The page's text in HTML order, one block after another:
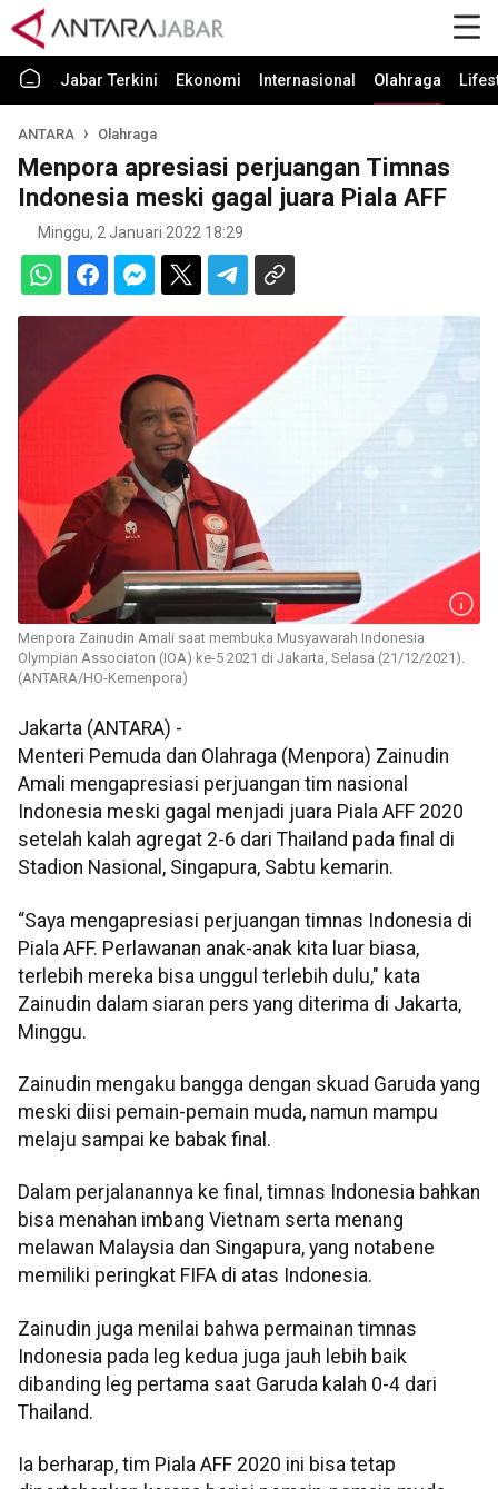
Jabar Terkini Ekonomi Internasional Olahraga
ANTARA Olahraga
Menpora apresiasi perjuangan Timnas
Indonesia meski gagal juara Piala AFF
Minggu, 2 Januari 2022 18:29
Menpora Zainudin Amali saat membuka Musyawarah Indonesia
Olympian Associaton (IOA) ke-5 2021 di Jakarta, Selasa (21/12/2021).
(ANTARA/HO-Kemenpora)
Jakarta (ANTARA) -
Menteri Pemuda dan Olahraga (Menpora) Zainudin
Amali mengapresiasi perjuangan tim nasional
Indonesia meski gagal menjadi juara Piala AFF 2020
setelah kalah agregat 2-6 dari Thailand pada final di
Stadion Nasional, Singapura, Sabtu kemarin.
“Saya mengapresiasi perjuangan timnas Indonesia di
Piala AFF. Perlawanan anak-anak kita luar biasa,
terlebih mereka bisa unggul terlebih dulu," kata
Zainudin dalam siaran pers yang diterima di Jakarta,
Minggu.
Zainudin mengaku bangga dengan skuad Garuda yang
meski diisi pemain-pemain muda, namun mampu
melaju sampai ke babak final.
Dalam perjalanannya ke final, timnas Indonesia bahkan
bisa menahan imbang Vietnam serta menang
melawan Malaysia dan Singapura, yang notabene
memiliki peringkat FIFA di atas Indonesia.
Zainudin juga menilai bahwa permainan timnas
Indonesia pada leg kedua juga jauh lebih baik
dibanding leg pertama saat Garuda kalah 0-4 dari
Thailand.
Ia berharap, tim Piala AFF 2020 ini bisa tetap